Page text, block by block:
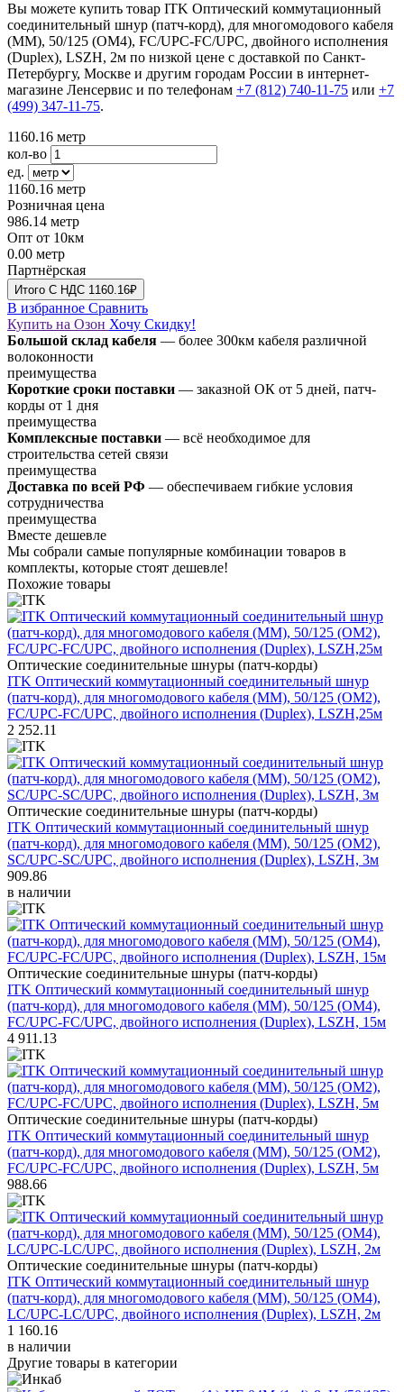
Вы можете купить товар ITK Оптический коммутационный
соединительный шнур (патч-корд), для многомодового кабеля
(MM), 50/125 (OM4), FC/UPC-FC/UPC, двойного исполнения
(Duplex), LSZH, 2м по низкой цене с доставкой по Санкт-
Петербургу, Москве и другим городам России в интернет-
магазине Ленсервис и по телефонам +7 (812) 740-11-75 или +7
(499) 347-11-75.
1160.16 метр
кол-во
ед.
1160.16 метр
Розничная цена
986.14 метр
Опт от 10км
0.00 метр
Партнёрская
Итого C НДС 1160.16₽
В избранное Сравнить
Купить на Озон Хочу Скидку!
Большой склад кабеля — более 300км кабеля различной
волоконности
преимущества
Короткие сроки поставки — заказной ОК от 5 дней, патч-
корды от 1 дня
преимущества
Комплексные поставки — всё необходимое для
строительства сетей связи
преимущества
Доставка по всей РФ — обеспечиваем гибкие условия
сотрудничества
преимущества
Вместе дешевле
Мы собрали самые популярные комбинации товаров в
комплекты, которые стоят дешевле!
Похожие товары
Оптические соединительные шнуры (патч-корды)
ITK Оптический коммутационный соединительный шнур
(патч-корд), для многомодового кабеля (MM), 50/125 (OM2),
FC/UPC-FC/UPC, двойного исполнения (Duplex), LSZH,25м
2 252.11
Оптические соединительные шнуры (патч-корды)
ITK Оптический коммутационный соединительный шнур
(патч-корд), для многомодового кабеля (MM), 50/125 (OM2),
SC/UPC-SC/UPC, двойного исполнения (Duplex), LSZH, 3м
909.86
в наличии
Оптические соединительные шнуры (патч-корды)
ITK Оптический коммутационный соединительный шнур
(патч-корд), для многомодового кабеля (MM), 50/125 (OM4),
FC/UPC-FC/UPC, двойного исполнения (Duplex), LSZH, 15м
4 911.13
Оптические соединительные шнуры (патч-корды)
ITK Оптический коммутационный соединительный шнур
(патч-корд), для многомодового кабеля (MM), 50/125 (OM2),
FC/UPC-FC/UPC, двойного исполнения (Duplex), LSZH, 5м
988.66
Оптические соединительные шнуры (патч-корды)
ITK Оптический коммутационный соединительный шнур
(патч-корд), для многомодового кабеля (MM), 50/125 (OM4),
LC/UPC-LC/UPC, двойного исполнения (Duplex), LSZH, 2м
1 160.16
в наличии
Другие товары в категории